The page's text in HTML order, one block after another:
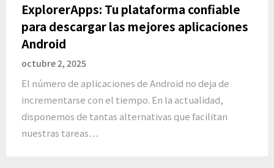
ExplorerApps: Tu plataforma confiable
para descargar las mejores aplicaciones
Android
octubre 2, 2025
El número de aplicaciones de Android no deja de
incrementarse con el tiempo. En la actualidad,
disponemos de tantas alternativas que facilitan
nuestras tareas…